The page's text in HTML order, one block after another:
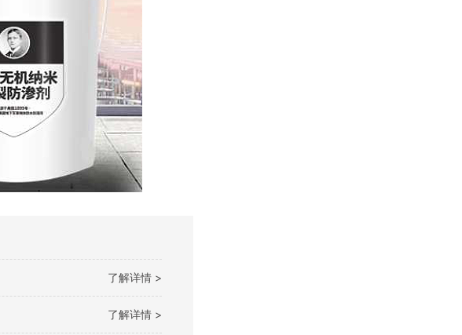
了解详情 >
了解详情 >